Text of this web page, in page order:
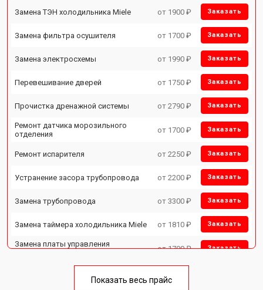
Замена ТЭН холодильника Miele от 1900 ₽ Заказать
Замена фильтра осушителя от 1700 ₽ Заказать
Замена электросхемы от 1990 ₽ Заказать
Перевешивание дверей от 1750 ₽ Заказать
Прочистка дренажной системы от 2790 ₽ Заказать
Ремонт датчика морозильного
отделения
от 1700 ₽ Заказать
Ремонт испарителя от 2250 ₽ Заказать
Устранение засора трубопровода от 2200 ₽ Заказать
Замена трубопровода от 3300 ₽ Заказать
Замена таймера холодильника Miele от 1810 ₽ Заказать
Замена платы управления
от 1700 ₽ Заказать
Ремонт/замена датчика
Показать весь прайс